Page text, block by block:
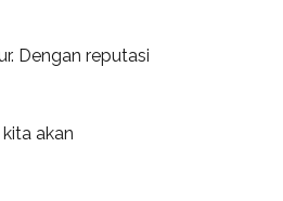
Dengan reputasi
akan